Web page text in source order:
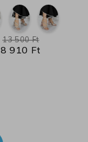
8 910 Ft
13 500 Ft